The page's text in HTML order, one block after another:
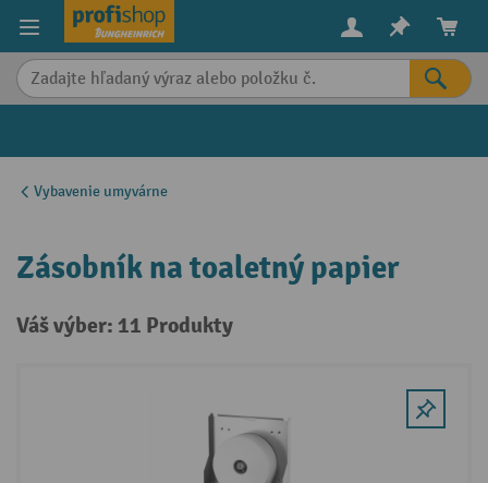
content
Vybavenie umyvárne
Zásobník na toaletný papier
Váš výber: 11 Produkty